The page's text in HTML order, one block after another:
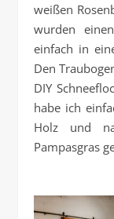
weißen
wurden
einfach in
Den
DIY
habe ich
Holz und
Pampasgras